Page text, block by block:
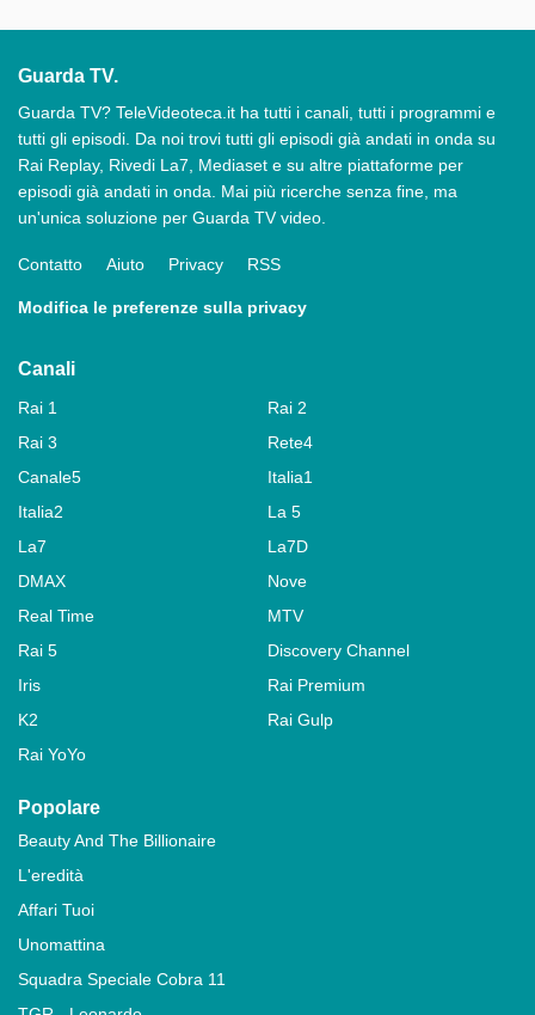
Guarda TV.
Guarda TV? TeleVideoteca.it ha tutti i canali, tutti i programmi e
tutti gli episodi. Da noi trovi tutti gli episodi già andati in onda su
Rai Replay, Rivedi La7, Mediaset e su altre piattaforme per
episodi già andati in onda. Mai più ricerche senza fine, ma
un'unica soluzione per Guarda TV video.
Contatto Aiuto Privacy RSS
Modifica le preferenze sulla privacy
Canali
Rai 1
Rai 2
Rai 3
Rete4
Canale5
Italia1
Italia2
La 5
La7
La7D
DMAX
Nove
Real Time
MTV
Rai 5
Discovery Channel
Iris
Rai Premium
K2
Rai Gulp
Rai YoYo
Popolare
Beauty And The Billionaire
L'eredità
Affari Tuoi
Unomattina
Squadra Speciale Cobra 11